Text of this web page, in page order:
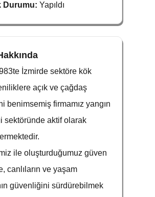
Durumu: Yapıldı
İzmirde sektöre kök
açık ve çağdaş
benimsemiş firmamız yangın
sektöründe aktif olarak
ile oluşturduğumuz güven
canlıların ve yaşam
güvenliğini sürdürebilmek